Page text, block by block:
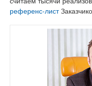
референс-лист